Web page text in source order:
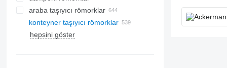
araba taşıyıcı römorklar
konteyner taşıyıcı römorklar
hepsini göster